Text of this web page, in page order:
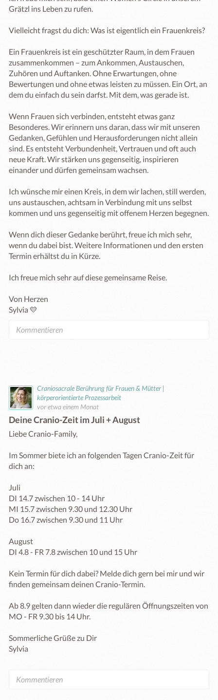
Grätzl ins Leben zu rufen.
Vielleicht fragst du dich: Was ist eigentlich ein Frauenkreis?
Ein Frauenkreis ist ein geschützter Raum, in dem Frauen
zusammenkommen – zum Ankommen, Austauschen,
Zuhören und Auftanken. Ohne Erwartungen, ohne
Bewertungen und ohne etwas leisten zu müssen. Ein Ort, an
dem du einfach du sein darfst. Mit dem, was gerade ist.
Wenn Frauen sich verbinden, entsteht etwas ganz
Besonderes. Wir erinnern uns daran, dass wir mit unseren
Gedanken, Gefühlen und Herausforderungen nicht allein
sind. Es entsteht Verbundenheit, Vertrauen und oft auch
neue Kraft. Wir stärken uns gegenseitig, inspirieren
einander und dürfen gemeinsam wachsen.
Ich wünsche mir einen Kreis, in dem wir lachen, still werden,
uns austauschen, achtsam in Verbindung mit uns selbst
kommen und uns gegenseitig mit offenem Herzen begegnen.
Wenn dich dieser Gedanke berührt, freue ich mich sehr,
wenn du dabei bist. Weitere Informationen und den ersten
Termin erhältst du in Kürze.
Ich freue mich sehr auf diese gemeinsame Reise.
Von Herzen
Sylvia 💛
Craniosacrale Berührung für Frauen & Mütter |
körperorientierte Prozessarbeit
vor etwa einem Monat
Deine Cranio-Zeit im Juli + August
Liebe Cranio-Family,
Im Sommer biete ich an folgenden Tagen Cranio-Zeit für
dich an:
Juli
DI 14.7 zwischen 10 - 14 Uhr
MI 15.7 zwischen 9.30 und 12.30 Uhr
Do 16.7 zwischen 9.30 und 11 Uhr
August
DI 4.8 - FR 7.8 zwischen 10 und 15 Uhr
Kein Termin für dich dabei? Melde dich gern bei mir und wir
finden gemeinsam deinen Cranio-Termin.
Ab 8.9 gelten dann wieder die regulären Öffnungszeiten von
MO - FR 9.30 bis 14 Uhr.
Sommerliche Grüße zu Dir
Sylvia